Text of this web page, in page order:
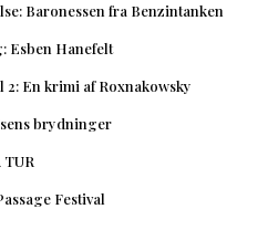
Baronessen fra Benzintanken
Esben Hanefelt
En krimi af Roxnakowsky
brydninger
Festival